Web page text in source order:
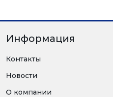
Информация
Контакты
Новости
О компании